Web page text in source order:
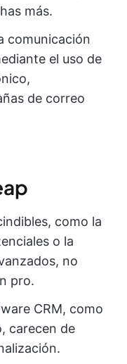
más.
comunicación
el uso de
de correo
como la
o la
no
pro.
CRM, como
carecen de